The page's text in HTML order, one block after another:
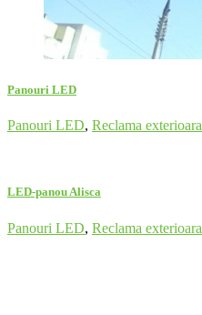
Panouri LED
Panouri LED, Reclama exterioara
LED-panou Alisca
Panouri LED, Reclama exterioara